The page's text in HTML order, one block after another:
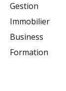
Gestion
Immobilier
Business
Formation